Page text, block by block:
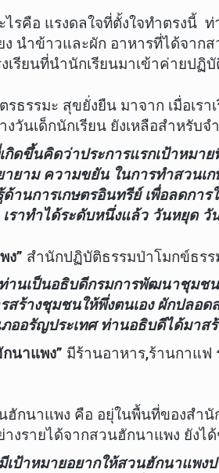
แรงดลใจที่ตั้งใจทำตรงนี้ ท่าน
ง นำข้าวและผัก อาหารที่ได้จา
เรียนที่นำนักเรียนมาเข้าค่ายป
รธรรมะ สุขยั่งยืน มาจาก เมื่อเ
งวันเด็กนักเรียน ยังเหลือสำหรับ
กิดขึ้นคิดว่าประการแรกเป้าหมา
ยาม ความขยัน ในการทำสวนเ
านการเกษตรอินทรีย์ เพื่อลดกา
ราทำได้ระดับหนึ่งแล้ว วันหยุด
” สำนักปฏิบัติธรรมป่าโมกข์ธร
านเป็นอธิบดีกรมการพัฒนาชุมชน
สร้างชุมชนให้พึ่งตนเอง ผักปล
ภออรัญประเทศ ท่านอธิบดีได้มา
นาแพง” มีร้านอาหาร,ร้านกาแฟ
นาแพง คือ อยุ่ในพื้นที่ของสำนัก
างรายได้จากสวนฮักนาแพง ยัง
าหมายอยากให้สวนฮักนาแพงป